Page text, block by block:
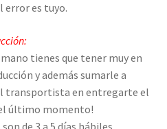
error es tuyo.
tienes que tener muy en
y además sumarle a
transportista en entregarte el
el último momento!